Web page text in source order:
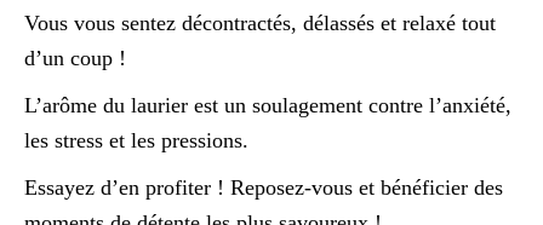
Vous vous sentez décontractés, délassés et relaxé tout
d’un coup !
L’arôme du laurier est un soulagement contre l’anxiété,
les stress et les pressions.
Essayez d’en profiter ! Reposez-vous et bénéficier des